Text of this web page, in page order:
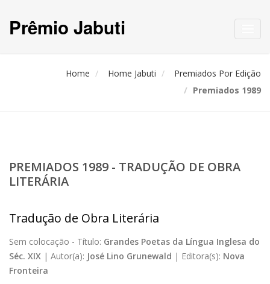
Prêmio Jabuti
Home Home Jabuti
Premiados Por Edição
Premiados 1989
PREMIADOS 1989 - TRADUÇÃO DE OBRA
LITERÁRIA
Tradução de Obra Literária
Sem colocação - Título: Grandes Poetas da Língua Inglesa do
Séc. XIX | Autor(a): José Lino Grunewald | Editora(s): Nova
Fronteira